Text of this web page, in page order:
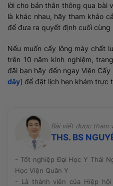
lời cho bản thân thông qua bài
là khác nhau, hãy tham khảo
để đưa ra quyết định cuối cùng
Nếu muốn cấy lông mày chất
trên 10 năm kinh nghiệm,
đãi bạn hãy đến ngay Viện
đây] để đặt lịch hẹn khám trực
Bài viết được tham
THS. BS
- Tốt nghiệp Đại Học Y Thái
Học Viện Quân Y
- Là thành viên của Hiệp